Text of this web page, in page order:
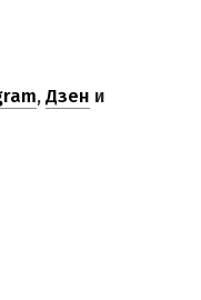
,Дзен и